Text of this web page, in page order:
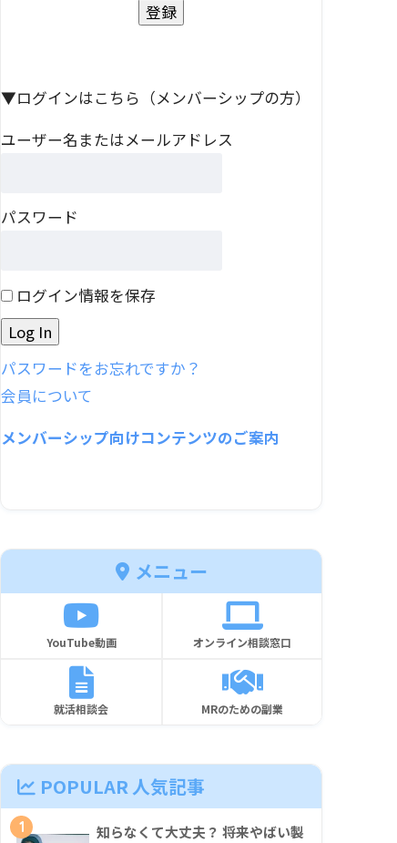
▼ログインはこちら（メンバーシップの方）
ユーザー名またはメールアドレス
パスワード
ログイン情報を保存
パスワードをお忘れですか？
会員について
メンバーシップ向けコンテンツのご案内
メニュー
YouTube動画 オンライン相談窓口
就活相談会 MRのための副業
POPULAR 人気記事
1
知らなくて大丈夫？ 将来やばい製